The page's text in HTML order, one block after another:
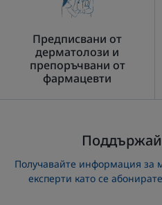
Предписвани от
дерматолози и
препоръчвани от
фармацевти
Получавайте информация за
експерти като се